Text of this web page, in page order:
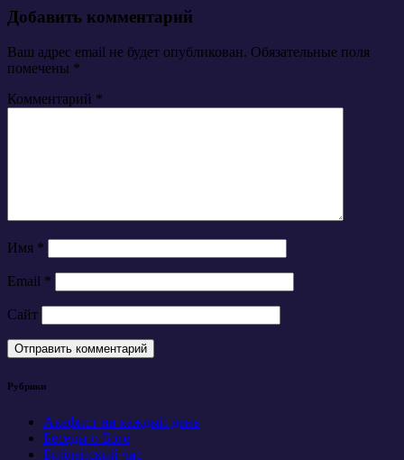
Добавить комментарий
Ваш адрес email не будет опубликован. Обязательные поля
помечены *
Комментарий *
Имя *
Email *
Сайт
Рубрики
Акафист на каждый день
Беседы о Боге
Библейский час